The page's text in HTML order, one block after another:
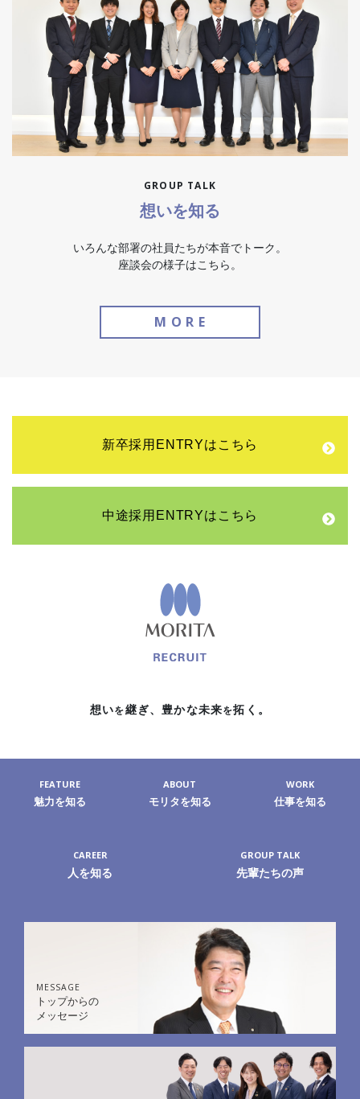
GROUP TALK
想いを知る
いろんな部署の社員たちが本音でトーク。
座談会の様子はこちら。
M O R E
新卒採用ENTRYはこちら
中途採用ENTRYはこちら
想いを継ぎ、豊かな未来を拓く。
FEATURE
魅力を知る
ABOUT
モリタを知る
WORK
仕事を知る
CAREER
人を知る
GROUP TALK
先輩たちの声
MESSAGE
トップからの
メッセージ